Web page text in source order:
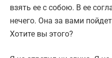
взять ее с собою. В ее
нечего. Она за вами
Хотите вы этого?